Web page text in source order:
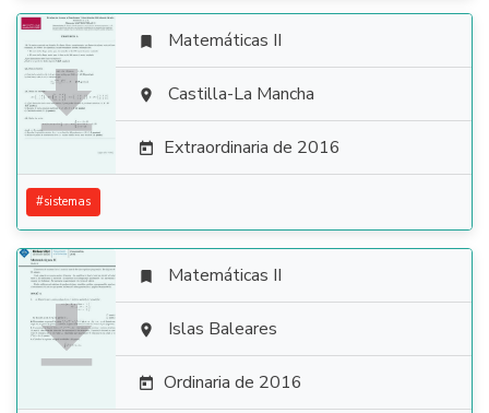

 Matemáticas II
 Castilla-La Mancha
 Extraordinaria de 2016
#sistemas

 Matemáticas II
 Islas Baleares
 Ordinaria de 2016